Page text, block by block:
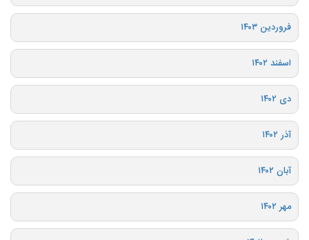
فروردین ۱۴۰۳
اسفند ۱۴۰۲
دی ۱۴۰۲
آذر ۱۴۰۲
آبان ۱۴۰۲
مهر ۱۴۰۲